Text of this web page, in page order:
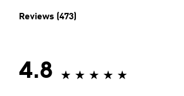
Reviews (473)
4.8